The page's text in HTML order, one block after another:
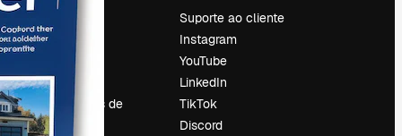
Preços
Sobre nós
Reviews
Emprego
Tendências de
pesquisa
Suporte ao cliente
Instagram
YouTube
LinkedIn
TikTok
Discord